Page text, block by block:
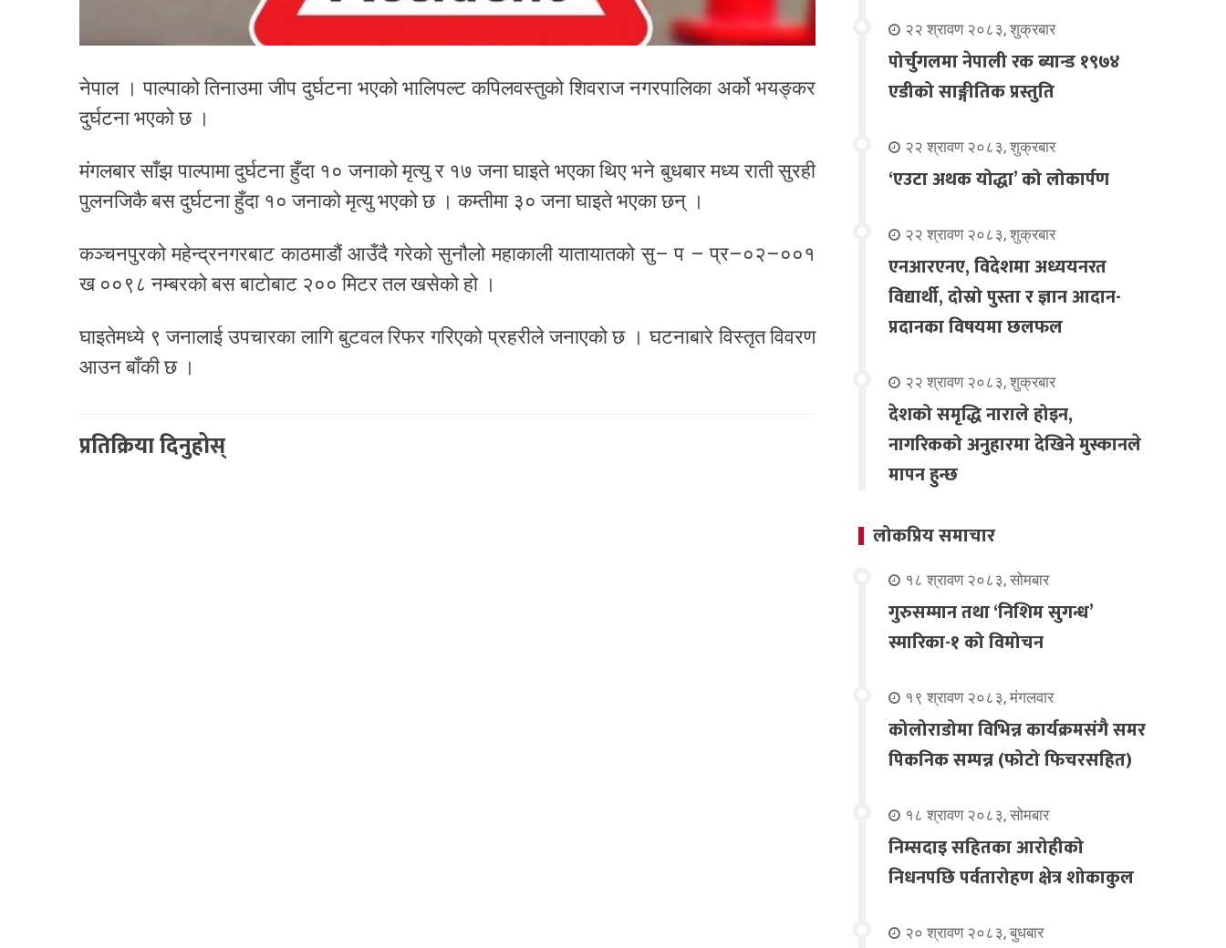
नेपाल । पाल्पाको तिनाउमा जीप दुर्घटना भएको भालिपल्ट कपिलवस्तुको शिवराज नगरपालिका अर्को भयङ्कर
दुर्घटना भएको छ ।
मंगलबार साँझ पाल्पामा दुर्घटना हुँदा १० जनाको मृत्यु र १७ जना घाइते भएका थिए भने बुधबार मध्य राती सुरही
पुलनजिकै बस दुर्घटना हुँदा १० जनाको मृत्यु भएको छ । कम्तीमा ३० जना घाइते भएका छन् ।
कञ्चनपुरको महेन्द्रनगरबाट काठमाडौं आउँदै गरेको सुनौलो महाकाली यातायातको सु– प – प्र–०२–००१
ख ००९८ नम्बरको बस बाटोबाट २०० मिटर तल खसेको हो ।
घाइतेमध्ये ९ जनालाई उपचारका लागि बुटवल रिफर गरिएको प्रहरीले जनाएको छ । घटनाबारे विस्तृत विवरण
आउन बाँकी छ ।
प्रतिक्रिया दिनुहोस्
२२ श्रावण २०८३, शुक्रबार
पोर्चुगलमा नेपाली रक ब्यान्ड १९७४
एडीको साङ्गीतिक प्रस्तुति
२२ श्रावण २०८३, शुक्रबार
‘एउटा अथक योद्धा’ को लोकार्पण
२२ श्रावण २०८३, शुक्रबार
एनआरएनए, विदेशमा अध्ययनरत
विद्यार्थी, दोस्रो पुस्ता र ज्ञान आदान-
प्रदानका विषयमा छलफल
२२ श्रावण २०८३, शुक्रबार
देशको समृद्धि नाराले होइन,
नागरिकको अनुहारमा देखिने मुस्कानले
मापन हुन्छ
लोकप्रिय समाचार
१८ श्रावण २०८३, सोमबार
गुरुसम्मान तथा ‘निशिम सुगन्ध’
स्मारिका-१ को विमोचन
१९ श्रावण २०८३, मंगलवार
कोलोराडोमा विभिन्न कार्यक्रमसंगै समर
पिकनिक सम्पन्न (फोटो फिचरसहित)
१८ श्रावण २०८३, सोमबार
निम्सदाइ सहितका आरोहीको
निधनपछि पर्वतारोहण क्षेत्र शोकाकुल
२० श्रावण २०८३, बुधबार